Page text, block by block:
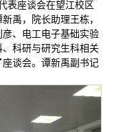
表座谈会在望江校区
禹，院长助理王栋，
、电工电子基础实验
科研与研究生科相关
谈会。谭新禹副书记